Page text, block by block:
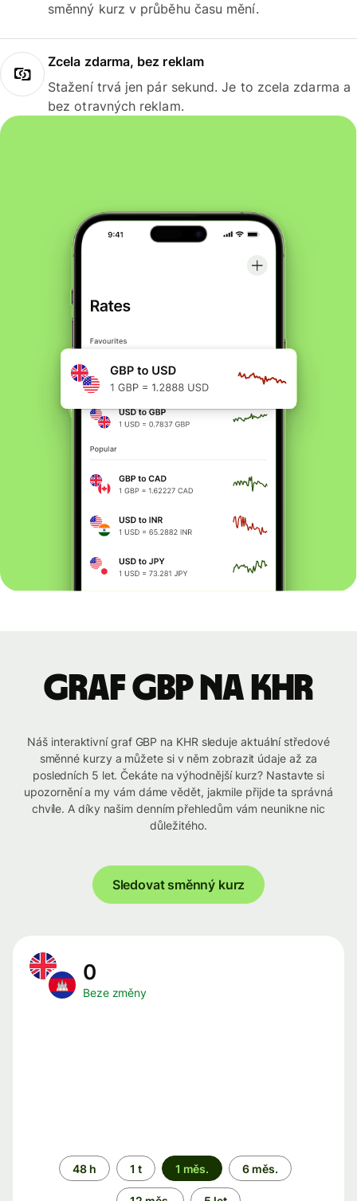
směnný kurz v průběhu času mění.
Zcela zdarma, bez reklam
Stažení trvá jen pár sekund. Je to zcela zdarma a
bez otravných reklam.
graf GBP na KHR
Náš interaktivní graf GBP na KHR sleduje aktuální středové
směnné kurzy a můžete si v něm zobrazit údaje až za
posledních 5 let. Čekáte na výhodnější kurz? Nastavte si
upozornění a my vám dáme vědět, jakmile přijde ta správná
chvíle. A díky našim denním přehledům vám neunikne nic
důležitého.
Sledovat směnný kurz
0
Beze změny
Časové
období
48 h 1 t 1 měs. 6 měs.